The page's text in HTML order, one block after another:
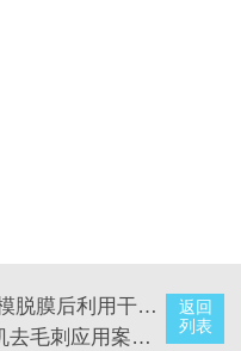
返回
列表
利用干冰清洗模具
刺应用案例视频